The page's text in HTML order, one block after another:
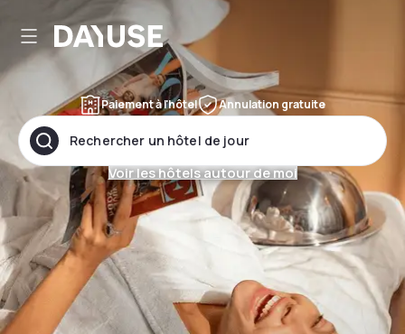
Dayuse
Voir les hôtels autour de moi
Rechercher un hôtel de jour
Paiement à l'hôtel Annulation gratuite